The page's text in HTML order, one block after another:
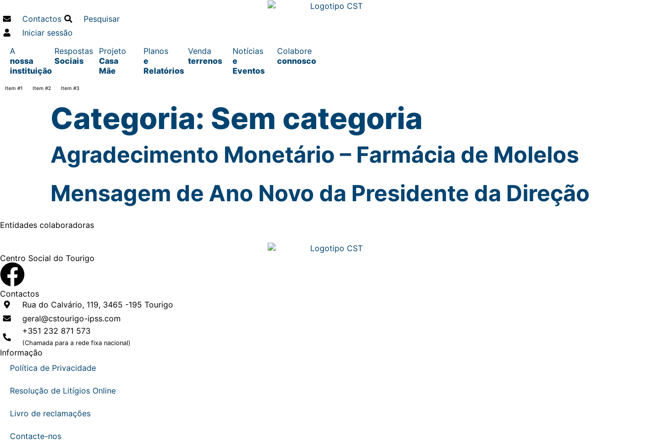
Contactos
Pesquisar
Iniciar sessão
A
nossa
instituição
Respostas
Sociais
Projeto
Casa
Mãe
Planos
e
Relatórios
Venda
terrenos
Notícias
e
Eventos
Colabore
connosco
Item #1 Item #2 Item #3
Categoria: Sem categoria
Agradecimento Monetário – Farmácia de Molelos
Mensagem de Ano Novo da Presidente da Direção
Entidades colaboradoras
Centro Social do Tourigo
Contactos
Rua do Calvário, 119, 3465 -195 Tourigo
geral@cstourigo-ipss.com
+351 232 871 573
(Chamada para a rede fixa nacional)
Informação
Política de Privacidade
Resolução de Litígios Online
Livro de reclamações
Contacte-nos